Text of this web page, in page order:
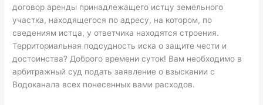
договор аренды принадлежащего истцу земельного
участка, находящегося по адресу, на котором, по
сведениям истца, у ответчика находятся строения.
Территориальная подсудность иска о защите чести и
достоинства? Доброго времени суток! Вам необходимо в
арбитражный суд подать заявление о взыскании с
Водоканала всех понесенных вами расходов.